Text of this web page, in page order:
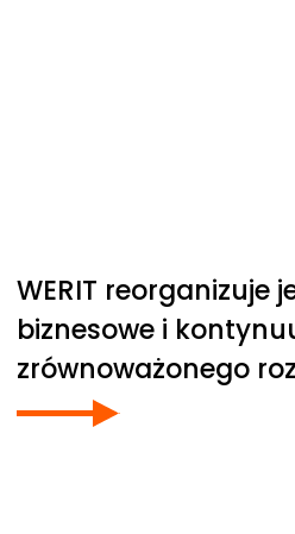
WERIT reorganizuje
biznesowe i
zrównoważonego